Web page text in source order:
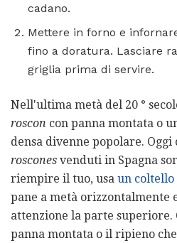
cadano.
Mettere in forno e
fino a doratura. Lasciare
griglia prima di servire.
Nell'ultima metà del 20 °
roscon con panna montata o
densa divenne popolare.
roscones venduti in Spagna
riempire il tuo, usa un coltello
pane a metà orizzontalmente
attenzione la parte superiore.
panna montata o il ripieno